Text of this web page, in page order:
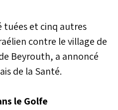
tuées et cinq autres
contre le village de
Beyrouth, a annoncé
de la Santé.
le Golfe